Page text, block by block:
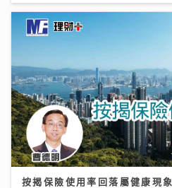
按揭保險使用率回落屬健康現象